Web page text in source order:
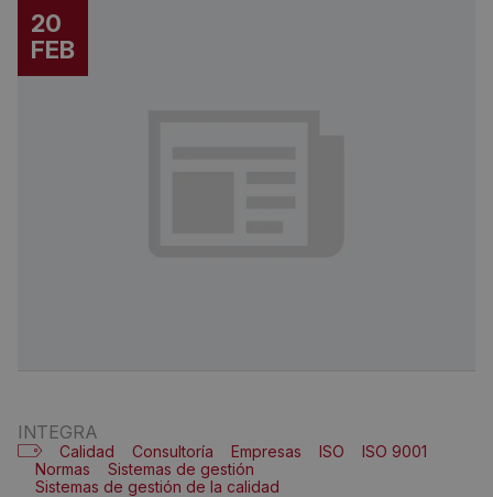
20
FEB
INTEGRA
Calidad Consultoría Empresas ISO
ISO 9001
Normas
Sistemas de gestión
Sistemas de gestión de la calidad